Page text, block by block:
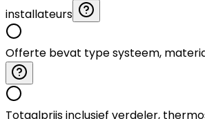
installateurs
Offerte bevat type systeem,
Totaalprijs inclusief verdeler,